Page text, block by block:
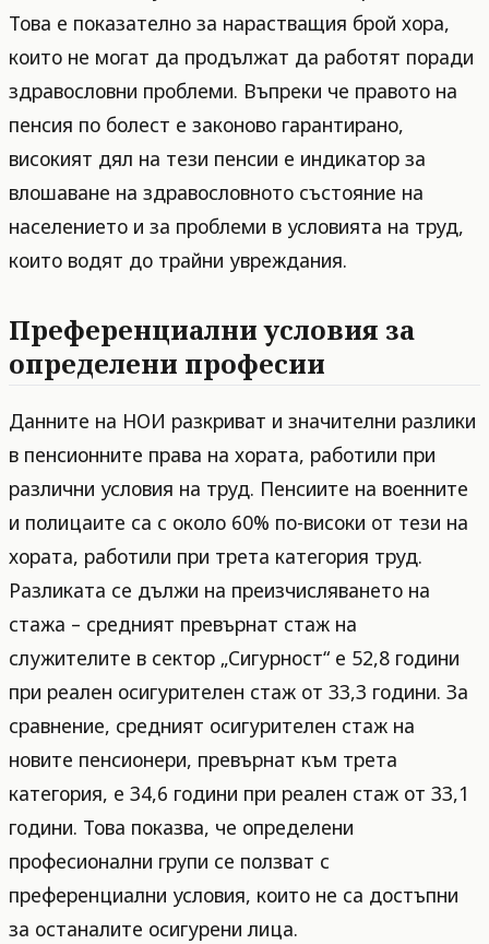
Това е показателно за нарастващия брой хора,
които не могат да продължат да работят поради
здравословни проблеми. Въпреки че правото на
пенсия по болест е законово гарантирано,
високият дял на тези пенсии е индикатор за
влошаване на здравословното състояние на
населението и за проблеми в условията на труд,
които водят до трайни увреждания.
Преференциални условия за
определени професии
Данните на НОИ разкриват и значителни разлики
в пенсионните права на хората, работили при
различни условия на труд. Пенсиите на военните
и полицаите са с около 60% по-високи от тези на
хората, работили при трета категория труд.
Разликата се дължи на преизчисляването на
стажа – средният превърнат стаж на
служителите в сектор „Сигурност“ е 52,8 години
при реален осигурителен стаж от 33,3 години. За
сравнение, средният осигурителен стаж на
новите пенсионери, превърнат към трета
категория, е 34,6 години при реален стаж от 33,1
години. Това показва, че определени
професионални групи се ползват с
преференциални условия, които не са достъпни
за останалите осигурени лица.